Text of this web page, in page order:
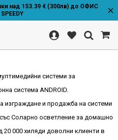
над 153.39 € (300лв) до ОФИС
системи за
система ANDROID.
изграждане и продажба на системи
Соларно осветление за домашно
000 хиляди доволни клиенти в